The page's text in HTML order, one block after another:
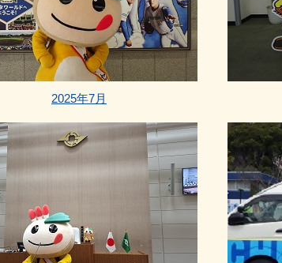
2025年7月